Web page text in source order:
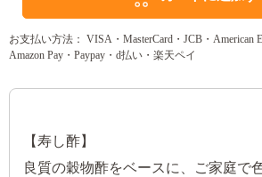
お支払い方法： VISA・MasterCard・JCB・American
Amazon Pay・Paypay・d払い・楽天ペイ
【寿し酢】
良質の穀物酢をベースに、ご家庭で